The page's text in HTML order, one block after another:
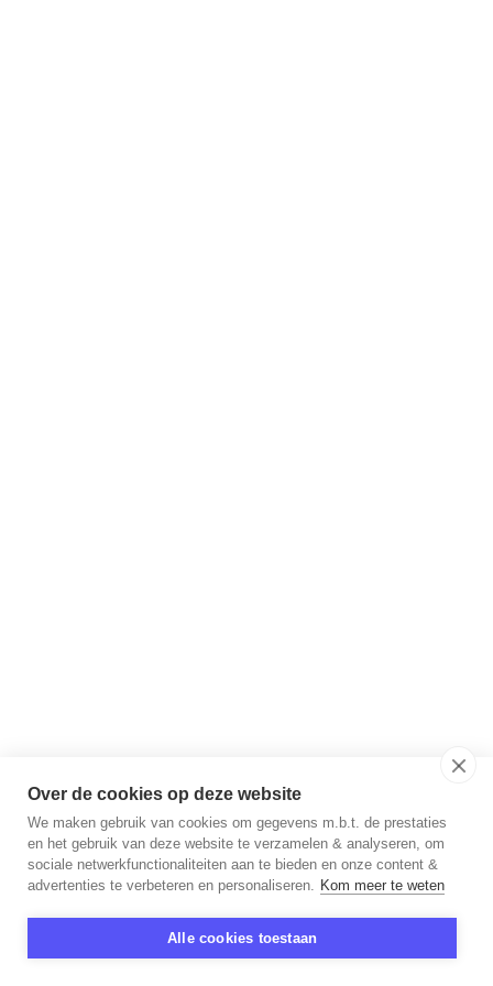
Over de cookies op deze website
We maken gebruik van cookies om gegevens m.b.t. de prestaties
en het gebruik van deze website te verzamelen & analyseren, om
sociale netwerkfunctionaliteiten aan te bieden en onze content &
advertenties te verbeteren en personaliseren. Kom meer te weten
Alle cookies toestaan